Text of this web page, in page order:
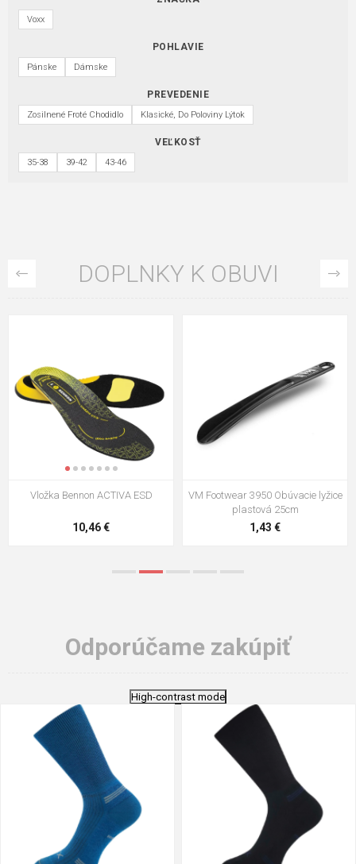
Voxx
POHLAVIE
Pánske Dámske
PREVEDENIE
Zosilnené Froté Chodidlo Klasické, Do Poloviny Lýtok
VEĽKOSŤ
35-38 39-42 43-46
DOPLNKY K OBUVI
VM Footwear 3009 Vkladacia
5,21 €
VM Footwear 3102 Šnúrky ploché
0,79 €
Odporúčame zakúpiť
High-contrast mode